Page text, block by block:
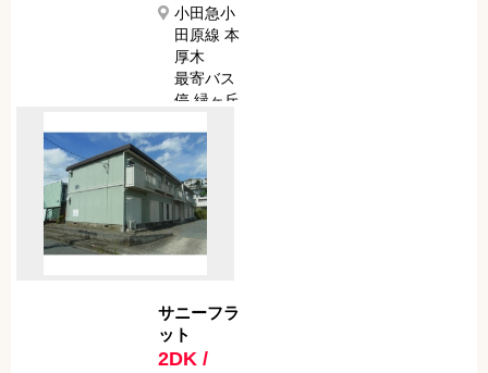
小田急小
田原線 本
厚木
最寄バス
停 緑ヶ丘
最寄駅か
らバスで
9分
最寄バス
停から徒
歩で 5分
サニーフラ
ット
2DK /